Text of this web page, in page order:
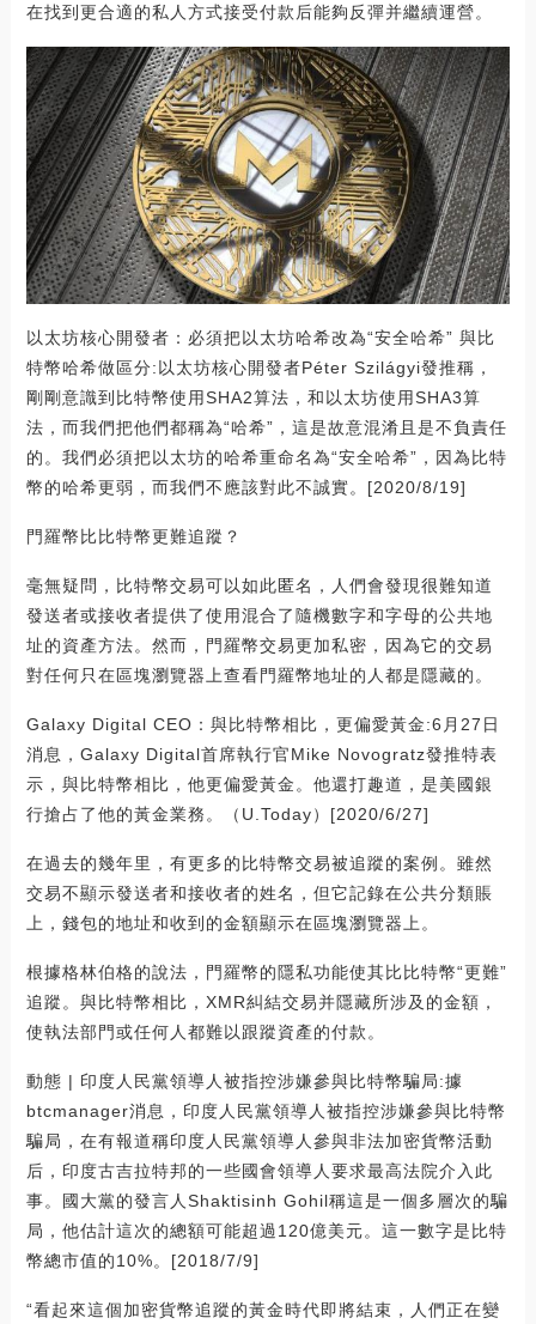
在找到更合適的私人方式接受付款后能夠反彈并繼續運營。
以太坊核心開發者：必須把以太坊哈希改為“安全哈希” 與比
特幣哈希做區分:以太坊核心開發者Péter Szilágyi發推稱，
剛剛意識到比特幣使用SHA2算法，和以太坊使用SHA3算
法，而我們把他們都稱為“哈希”，這是故意混淆且是不負責任
的。我們必須把以太坊的哈希重命名為“安全哈希”，因為比特
幣的哈希更弱，而我們不應該對此不誠實。[2020/8/19]
門羅幣比比特幣更難追蹤？
毫無疑問，比特幣交易可以如此匿名，人們會發現很難知道
發送者或接收者提供了使用混合了隨機數字和字母的公共地
址的資產方法。然而，門羅幣交易更加私密，因為它的交易
對任何只在區塊瀏覽器上查看門羅幣地址的人都是隱藏的。
Galaxy Digital CEO：與比特幣相比，更偏愛黃金:6月27日
消息，Galaxy Digital首席執行官Mike Novogratz發推特表
示，與比特幣相比，他更偏愛黃金。他還打趣道，是美國銀
行搶占了他的黃金業務。（U.Today）[2020/6/27]
在過去的幾年里，有更多的比特幣交易被追蹤的案例。雖然
交易不顯示發送者和接收者的姓名，但它記錄在公共分類賬
上，錢包的地址和收到的金額顯示在區塊瀏覽器上。
根據格林伯格的說法，門羅幣的隱私功能使其比比特幣“更難”
追蹤。與比特幣相比，XMR糾結交易并隱藏所涉及的金額，
使執法部門或任何人都難以跟蹤資產的付款。
動態 | 印度人民黨領導人被指控涉嫌參與比特幣騙局:據
btcmanager消息，印度人民黨領導人被指控涉嫌參與比特幣
騙局，在有報道稱印度人民黨領導人參與非法加密貨幣活動
后，印度古吉拉特邦的一些國會領導人要求最高法院介入此
事。國大黨的發言人Shaktisinh Gohil稱這是一個多層次的騙
局，他估計這次的總額可能超過120億美元。這一數字是比特
幣總市值的10%。[2018/7/9]
“看起來這個加密貨幣追蹤的黃金時代即將結束，人們正在變